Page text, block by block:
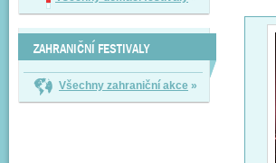
ZAHRANIČNÍ FESTIVALY
Všechny zahraniční akce »